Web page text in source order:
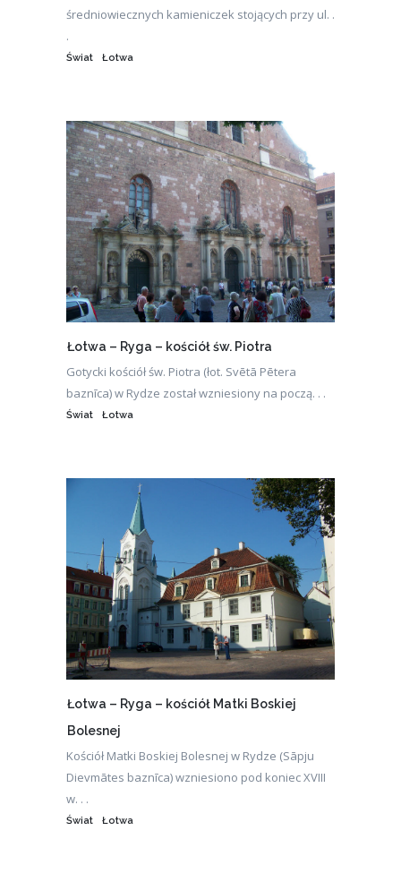
średniowiecznych kamieniczek stojących przy ul. .
.
Świat Łotwa
Łotwa – Ryga – kościół św. Piotra
Gotycki kościół św. Piotra (łot. Svētā Pētera
baznīca) w Rydze został wzniesiony na począ. . .
Świat Łotwa
Łotwa – Ryga – kościół Matki Boskiej
Bolesnej
Kościół Matki Boskiej Bolesnej w Rydze (Sāpju
Dievmātes baznīca) wzniesiono pod koniec XVIII
w. . .
Świat Łotwa